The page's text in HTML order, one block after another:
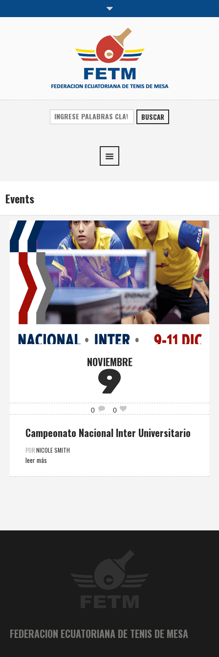
BUSCAR
Events
NOVIEMBRE
9
0 0
Campeonato Nacional Inter Universitario
PORNICOLE SMITH
leer más
FEDERACION ECUATORIANA DE TENIS DE MESA